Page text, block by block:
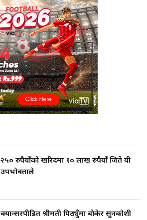
२५० रुपैयाँको खरिदमा १० लाख रुपैयाँ जिते यी
उपभोक्ताले
क्यान्सरपीडित श्रीमती पिठ्युँमा बोकेर सुनकोशी